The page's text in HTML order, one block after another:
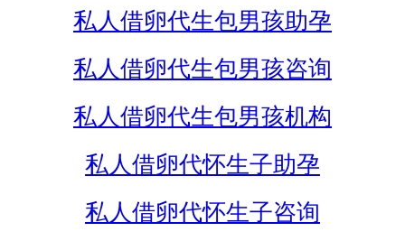
私人借卵代生包男孩助孕
私人借卵代生包男孩咨询
私人借卵代生包男孩机构
私人借卵代怀生子助孕
私人借卵代怀生子咨询